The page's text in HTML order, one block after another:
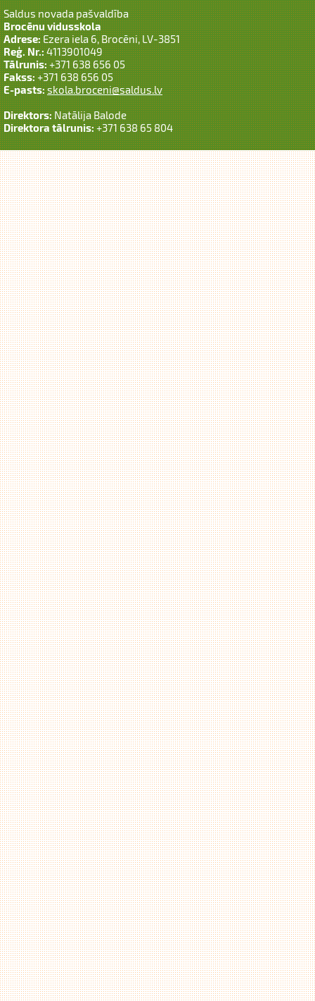
Saldus novada pašvaldība
Brocēnu vidusskola
Adrese:Ezera iela 6, Brocēni, LV-3851
Reģ. Nr.:4113901049
Tālrunis:+371 638 656 05
Fakss:+371 638 656 05
E-pasts:skola.broceni@saldus.lv
Direktors:Natālija Balode
Direktora tālrunis:+371 638 65 804